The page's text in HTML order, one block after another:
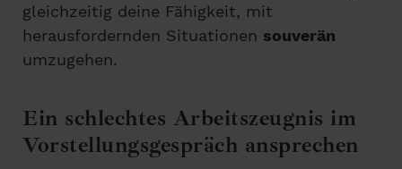
gleichzeitig deine Fähigkeit, mit
herausfordernden Situationen souverän
umzugehen.
Ein schlechtes Arbeitszeugnis im
Vorstellungsgespräch ansprechen